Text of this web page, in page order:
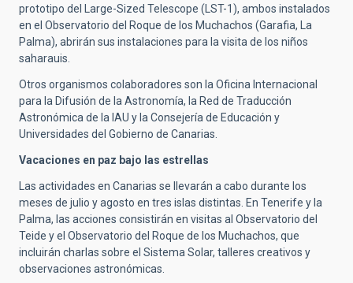
prototipo del Large-Sized Telescope (LST-1), ambos instalados
en el Observatorio del Roque de los Muchachos (Garafia, La
Palma), abrirán sus instalaciones para la visita de los niños
saharauis.
Otros organismos colaboradores son la Oficina Internacional
para la Difusión de la Astronomía, la Red de Traducción
Astronómica de la IAU y la Consejería de Educación y
Universidades del Gobierno de Canarias.
Vacaciones en paz bajo las estrellas
Las actividades en Canarias se llevarán a cabo durante los
meses de julio y agosto en tres islas distintas. En Tenerife y la
Palma, las acciones consistirán en visitas al Observatorio del
Teide y el Observatorio del Roque de los Muchachos, que
incluirán charlas sobre el Sistema Solar, talleres creativos y
observaciones astronómicas.